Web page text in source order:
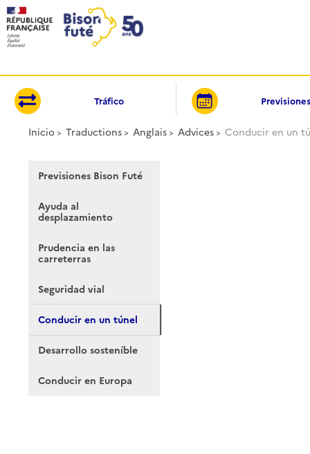
Tráfico Previsiones
Inicio Traductions Anglais Advices Conducir en un
Previsiones Bison Futé
Ayuda al
desplazamiento
Prudencia en las
carreterras
Seguridad vial
Conducir en un túnel
Desarrollo sosteníble
Conducir en Europa
Panel de gestión de cookies